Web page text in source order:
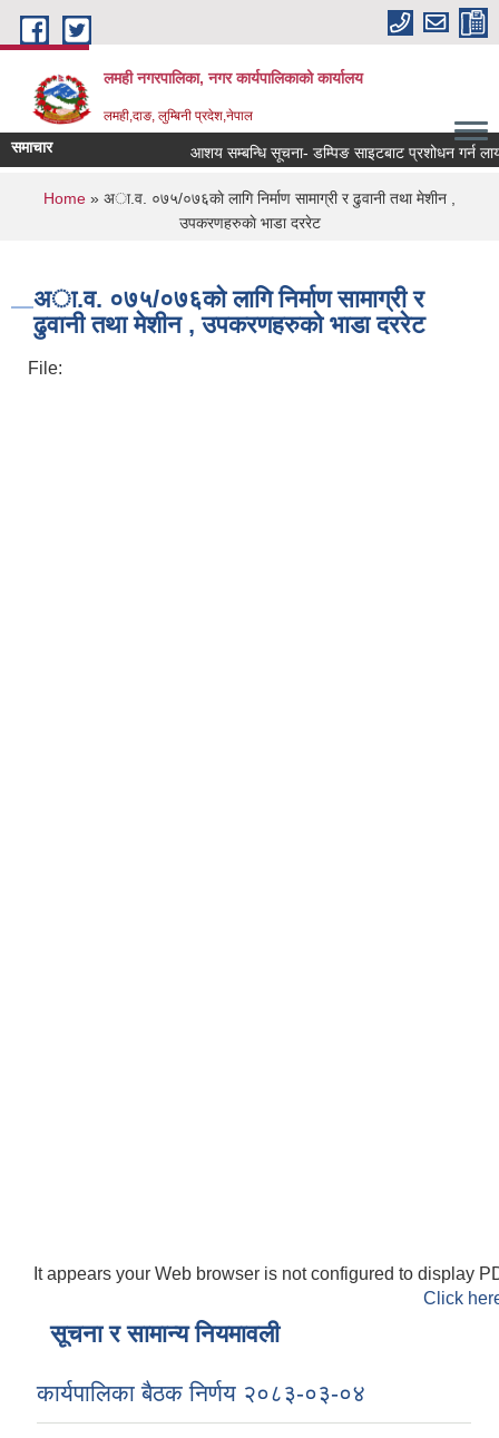
Skip to main content
लमही नगरपालिका, नगर कार्यपालिकाको कार्यालय
लमही,दाङ, लुम्बिनी प्रदेश,नेपाल
समाचार आशय सम्बन्धि सूचना- डम्पिङ साइटबाट प्रशोधन गर्न
You are here
Home » अा.व. ०७५/०७६काे लागि निर्माण सामाग्री र ढुवानी तथा मेशीन ,
उपकरणहरुकाे भाडा दररेट
अा.व. ०७५/०७६काे लागि निर्माण सामाग्री र
ढुवानी तथा मेशीन , उपकरणहरुकाे भाडा दररेट
File:
It appears your Web browser is not configured to display
Click
सूचना र सामान्य नियमावली
कार्यपालिका बैठक निर्णय २०८३-०३-०४